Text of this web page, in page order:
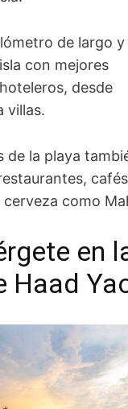
de largo y
con mejores
desde
villas.
de la playa
como
en
Haad